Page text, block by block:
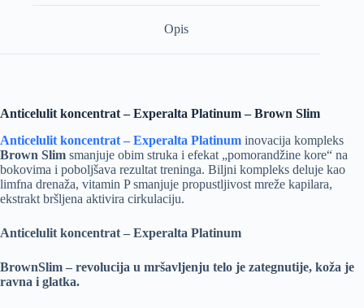
Opis
Anticelulit koncentrat – Experalta Platinum – Brown Slim
Anticelulit koncentrat – Experalta Platinum inovacija kompleks
Brown Slim smanjuje obim struka i efekat „pomorandžine kore“ na
bokovima i poboljšava rezultat treninga. Biljni kompleks deluje kao
limfna drenaža, vitamin P smanjuje propustljivost mreže kapilara,
ekstrakt bršljena aktivira cirkulaciju.
Anticelulit koncentrat – Experalta Platinum
BrownSlim – revolucija u mršavljenju telo je zategnutije, koža je
ravna i glatka.